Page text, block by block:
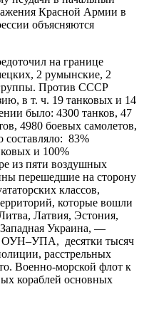
Красной Армии в
объясняются
на границе
2 румынские, 2
Против СССР
в т. ч. 19 танковых и 14
было: 4300 танков, 47
4980 боевых самолетов,
составляло: 83%
и 100%
из пяти воздушных
перешедшие на сторону
классов,
которые вошли
Латвия, Эстония,
Украина, —
ОУН–УПА, десятки тысяч
расстрельных
Военно-морской флот к
кораблей основных